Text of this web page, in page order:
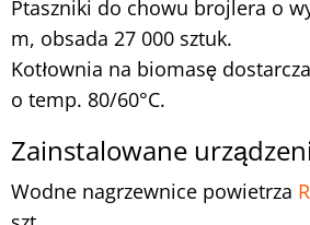
Ptaszniki do chowu brojlera o
m, obsada 27 000 sztuk.
Kotłownia na biomasę
o temp. 80/60°C.
Zainstalowane
Wodne nagrzewnice powietrza